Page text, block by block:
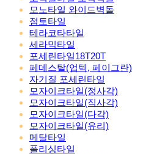
모노타일 와이드벽돌
점토타일
테라코타타일
세라믹타일
포세린타일18T20T
페데스탈(업텍, 페이그란)
자기질 포세린타일
모자이크타일(정사각)
모자이크타일(직사각)
모자이크타일(다각)
모자이크타일(유리)
메탈타일
폴리싱타일